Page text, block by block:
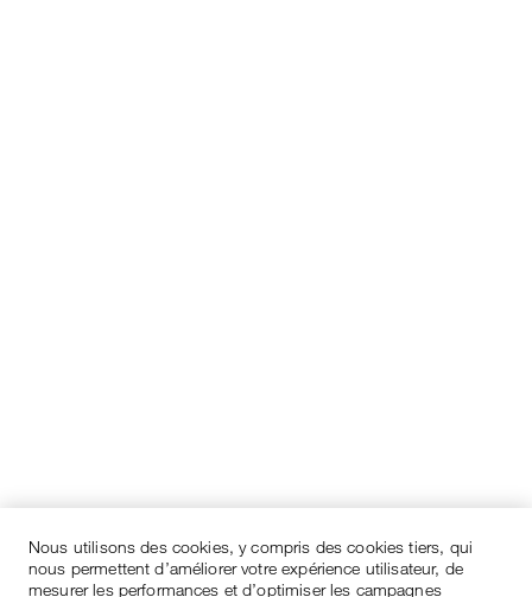
Nous utilisons des cookies, y compris des cookies tiers, qui
nous permettent d’améliorer votre expérience utilisateur, de
mesurer les performances et d’optimiser les campagnes